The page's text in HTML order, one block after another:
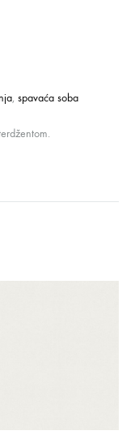
, spavaća soba